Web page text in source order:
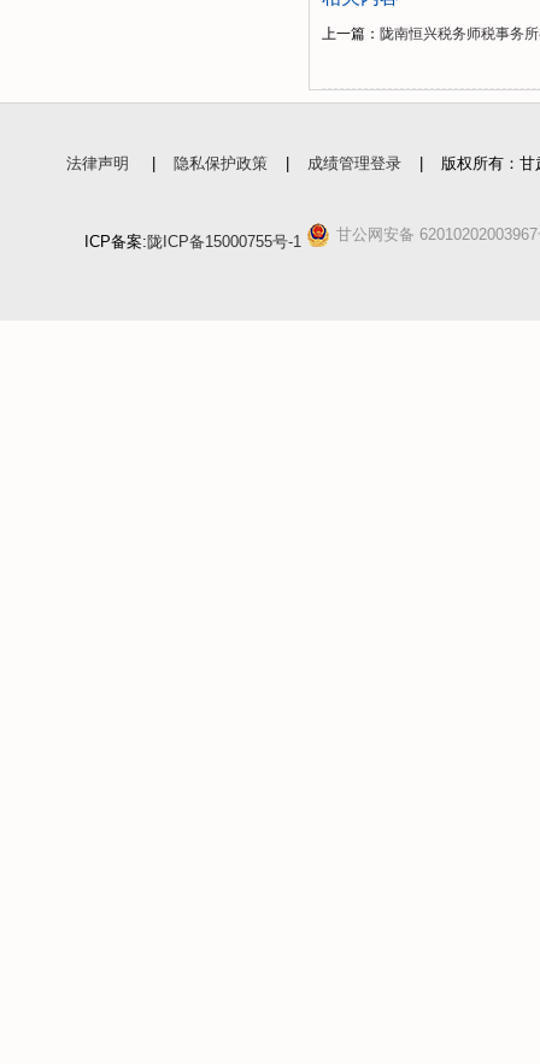
上一篇： 陇南恒兴税务师税事务
法律声明 隐私保护政策 成绩管理登录 版权所有：
ICP备案:陇ICP备15000755号-1 甘公网安备